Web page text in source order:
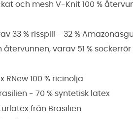
och mesh V-Knit 100 %
33 % risspill - 32 %
återvunnen, varav 51 %
RNew 100 % ricinolja
- 70 % syntetisk latex
från Brasilien